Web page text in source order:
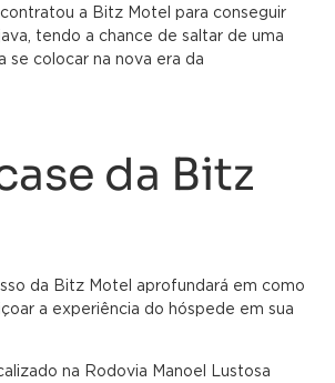
a Bitz Motel para conseguir
tendo a chance de saltar de uma
se colocar na nova era da
da Bitz
da Bitz Motel aprofundará em como
a experiência do hóspede em sua
na Rodovia Manoel Lustosa